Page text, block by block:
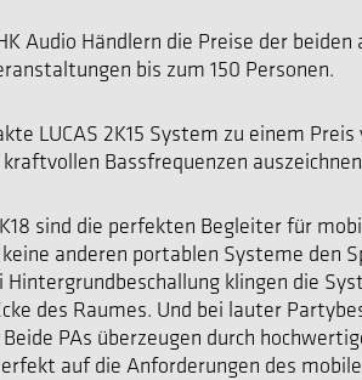
Audio Händlern die Preise der
bis zum 150 Personen.
LUCAS 2K15 System zu einem
Bassfrequenzen
sind die perfekten Begleiter für
anderen portablen Systeme den
klingen die
des Raumes. Und bei lauter
PAs überzeugen durch
auf die Anforderungen des